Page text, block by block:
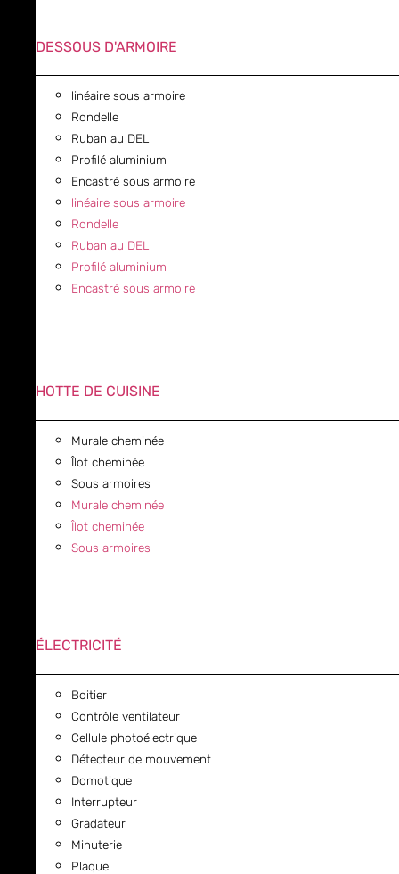
DESSOUS D'ARMOIRE
linéaire sous armoire
Rondelle
Ruban au DEL
Profilé aluminium
Encastré sous armoire
linéaire sous armoire
Rondelle
Ruban au DEL
Profilé aluminium
Encastré sous armoire
HOTTE DE CUISINE
Murale cheminée
Îlot cheminée
Sous armoires
Murale cheminée
Îlot cheminée
Sous armoires
ÉLECTRICITÉ
Boitier
Contrôle ventilateur
Cellule photoélectrique
Détecteur de mouvement
Domotique
Interrupteur
Gradateur
Minuterie
Plaque